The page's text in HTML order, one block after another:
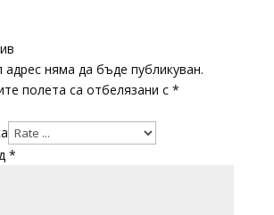
няма да бъде публикуван.
полета са отбелязани с *
*